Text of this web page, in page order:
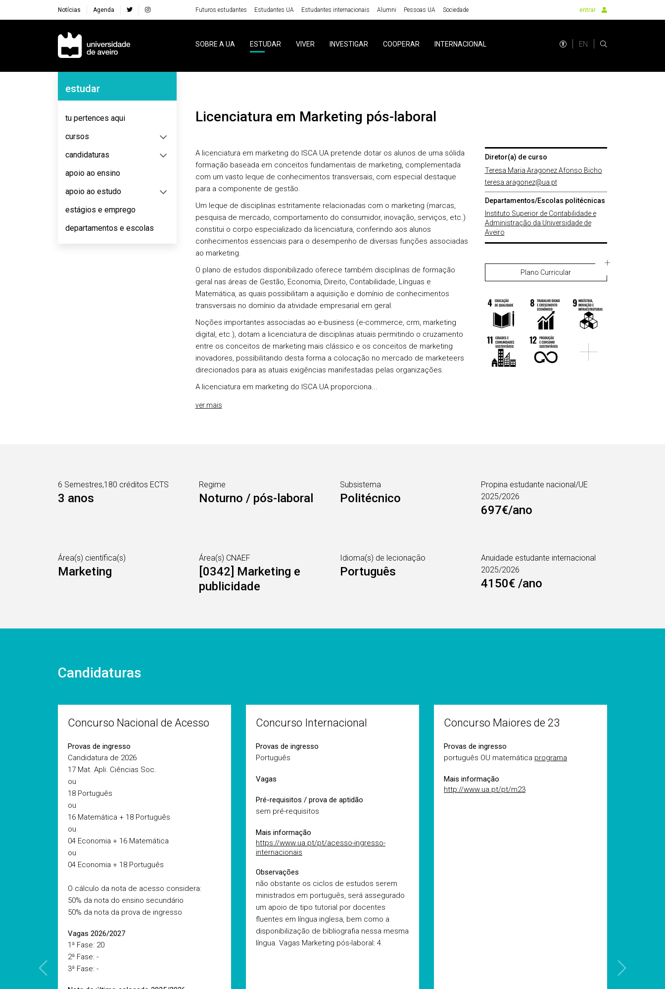
Notícias Agenda Futuros estudantes Estudantes UA Estudantes internacionais Alumni Pessoas UA Sociedade entrar
Navegação Principal
SOBRE A UA ESTUDAR VIVER INVESTIGAR COOPERAR INTERNACIONAL EN
Navegação Lateral
estudar
tu pertences aqui
cursos
candidaturas
apoio ao ensino
apoio ao estudo
estágios e emprego
departamentos e escolas
Licenciatura em Marketing pós-laboral
A licenciatura em marketing do ISCA UA pretende dotar os alunos de uma sólida
formação baseada em conceitos fundamentais de marketing, complementada
com um vasto leque de conhecimentos transversais, com especial destaque
para a componente de gestão.
Um leque de disciplinas estritamente relacionadas com o marketing (marcas,
pesquisa de mercado, comportamento do consumidor, inovação, serviços, etc.)
constitui o corpo especializado da licenciatura, conferindo aos alunos
conhecimentos essenciais para o desempenho de diversas funções associadas
ao marketing.
O plano de estudos disponibilizado oferece também disciplinas de formação
geral nas áreas de Gestão, Economia, Direito, Contabilidade, Línguas e
Matemática, as quais possibilitam a aquisição e domínio de conhecimentos
transversais no domínio da atividade empresarial em geral.
Noções importantes associadas ao e-business (e-commerce, crm, marketing
digital, etc.), dotam a licenciatura de disciplinas atuais permitindo o cruzamento
entre os conceitos de marketing mais clássico e os conceitos de marketing
inovadores, possibilitando desta forma a colocação no mercado de marketeers
direcionados para as atuais exigências manifestadas pelas organizações.
A licenciatura em marketing do ISCA UA proporciona...
ver mais
Diretor(a) de curso
Teresa Maria Aragonez Afonso Bicho
teresa.aragonez@ua.pt
Departamentos/Escolas politécnicas
Instituto Superior de Contabilidade e
Administração da Universidade de
Aveiro
Plano Curricular
6 Semestres,180 créditos ECTS
3 anos
Regime
Noturno / pós-laboral
Subsistema
Politécnico
Propina estudante nacional/UE
2025/2026
697€/ano
Área(s) científica(s)
Marketing
Área(s) CNAEF
[0342] Marketing e
publicidade
Idioma(s) de lecionação
Português
Anuidade estudante internacional
2025/2026
4150€ /ano
Candidaturas
Concurso Nacional de Acesso
Provas de ingresso
Candidatura de 2026
17 Mat. Apli. Ciências Soc.
ou
18 Português
ou
16 Matemática + 18 Português
ou
04 Economia + 16 Matemática
ou
04 Economia + 18 Português
O cálculo da nota de acesso considera:
50% da nota do ensino secundário
50% da nota da prova de ingresso
Vagas 2026/2027
1ª Fase: 20
2ª Fase: -
3ª Fase: -
Concurso Internacional
Provas de ingresso
Português
Vagas
Pré-requisitos / prova de aptidão
sem pré-requisitos
Mais informação
https://www.ua.pt/pt/acesso-ingresso-
internacionais
Observações
não obstante os ciclos de estudos serem
ministrados em português, será assegurado
um apoio de tipo tutorial por docentes
fluentes em língua inglesa, bem como a
disponibilização de bibliografia nessa mesma
língua. Vagas Marketing pós-laboral: 4.
Concurso Maiores de 23
Provas de ingresso
português OU matemática programa
Mais informação
http://www.ua.pt/pt/m23